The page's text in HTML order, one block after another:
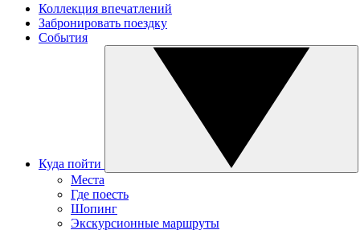
Коллекция впечатлений
Забронировать поездку
События
Куда пойти
Места
Где поесть
Шопинг
Экскурсионные маршруты